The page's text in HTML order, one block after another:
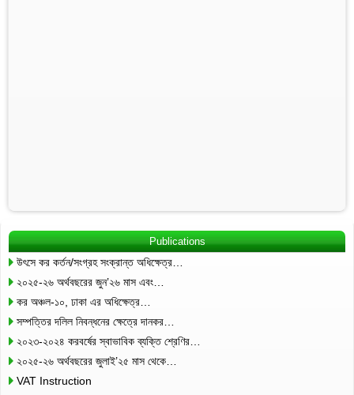
Publications
উৎসে কর কর্তন/সংগ্রহ সংক্রান্ত অধিক্ষেত্র…
২০২৫-২৬ অর্থবছরের জুন’২৬ মাস এবং…
কর অঞ্চল-১০, ঢাকা এর অধিক্ষেত্র…
সম্পত্তির দলিল নিবন্ধনের ক্ষেত্রে দানকর…
২০২৩-২০২৪ করবর্ষের স্বাভাবিক ব্যক্তি শ্রেণির…
২০২৫-২৬ অর্থবছরের জুলাই’২৫ মাস থেকে…
VAT Instruction